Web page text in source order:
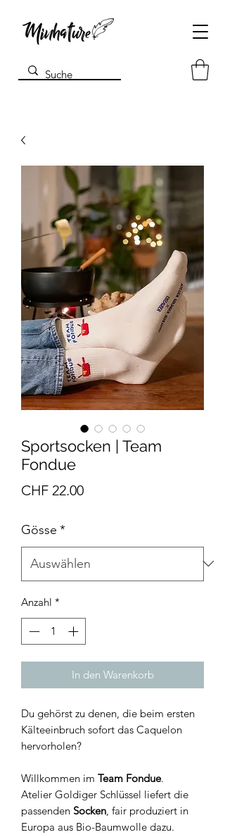
Sportsocken | Team
Fondue
CHF 22.00Preis
Gösse *
Anzahl *
In den Warenkorb
Du gehörst zu denen, die beim ersten
Kälteeinbruch sofort das Caquelon
hervorholen?
Willkommen im Team Fondue.
Atelier Goldiger Schlüssel liefert die
passenden Socken, fair produziert in
Europa aus Bio-Baumwolle dazu.